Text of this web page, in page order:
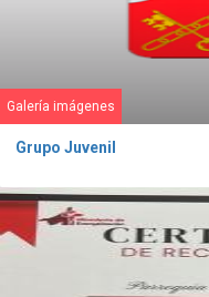
Galería imágenes
Grupo Juvenil